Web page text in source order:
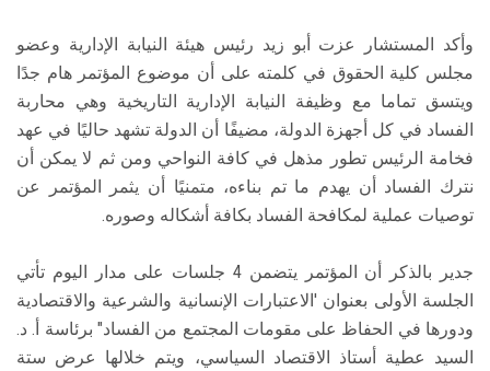
وأكد المستشار عزت أبو زيد رئيس هيئة النيابة الإدارية وعضو
مجلس كلية الحقوق في كلمته على أن موضوع المؤتمر هام جدًا
ويتسق تماما مع وظيفة النيابة الإدارية التاريخية وهي محاربة
الفساد في كل أجهزة الدولة، مضيفًا أن الدولة تشهد حاليًا في عهد
فخامة الرئيس تطور مذهل في كافة النواحي ومن ثم لا يمكن أن
نترك الفساد أن يهدم ما تم بناءه، متمنيًا أن يثمر المؤتمر عن
توصيات عملية لمكافحة الفساد بكافة أشكاله وصوره.
جدير بالذكر أن المؤتمر يتضمن 4 جلسات على مدار اليوم تأتي
الجلسة الأولى بعنوان 'الاعتبارات الإنسانية والشرعية والاقتصادية
ودورها في الحفاظ على مقومات المجتمع من الفساد" برئاسة أ. د.
السيد عطية أستاذ الاقتصاد السياسي، ويتم خلالها عرض ستة